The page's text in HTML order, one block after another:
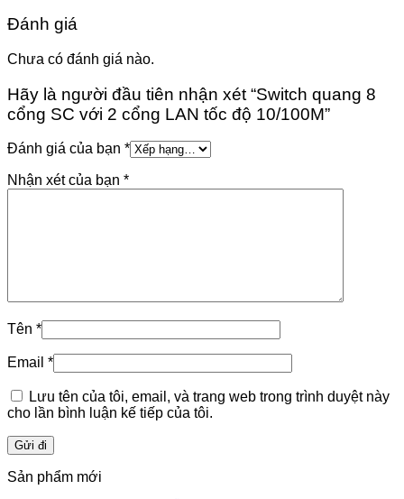
Đánh giá
Chưa có đánh giá nào.
Hãy là người đầu tiên nhận xét “Switch quang 8
cổng SC với 2 cổng LAN tốc độ 10/100M”
Đánh giá của bạn *
Nhận xét của bạn *
Tên *
Email *
Lưu tên của tôi, email, và trang web trong trình duyệt này
cho lần bình luận kế tiếp của tôi.
Sản phẩm mới